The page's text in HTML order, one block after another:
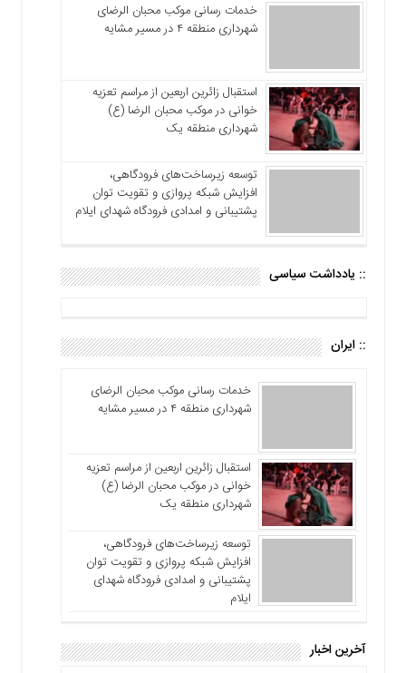
خدمات رسانی موکب محبان الرضای
شهرداری منطقه ۴ در مسیر مشایه
استقبال زائرین اربعین از مراسم تعزیه
خوانی در موکب محبان الرضا (ع)
شهرداری منطقه یک
توسعه زیرساخت‌های فرودگاهی،
افزایش شبکه پروازی و تقویت توان
پشتیبانی و امدادی فرودگاه شهدای ایلام
:: یادداشت سیاسی
:: ایران
خدمات رسانی موکب محبان الرضای
شهرداری منطقه ۴ در مسیر مشایه
استقبال زائرین اربعین از مراسم تعزیه
خوانی در موکب محبان الرضا (ع)
شهرداری منطقه یک
توسعه زیرساخت‌های فرودگاهی،
افزایش شبکه پروازی و تقویت توان
پشتیبانی و امدادی فرودگاه شهدای
ایلام
آخرین اخبار